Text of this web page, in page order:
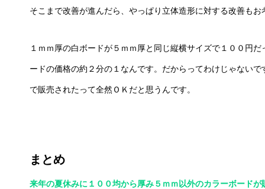
そこまで改善が進んだら、やっぱり立体造形に対する改善もお
１ｍｍ厚の白ボードが５ｍｍ厚と同じ縦横サイズで１００円
ードの価格の約２分の１なんです。だからってわけじゃない
で販売されたって全然ＯＫだと思うんです。
まとめ
来年の夏休みに１００均から厚み５ｍｍ以外のカラーボード